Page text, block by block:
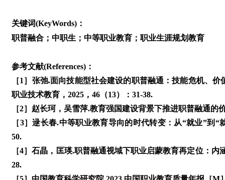
关键词(KeyWords)：
职普融合；中职生；中等职业教育；职业生涯规划教育
参考文献(References)：
［1］张弛.面向技能型社会建设的职普融通：技能危机、
职业技术教育，2025，46（13）：31-38.
［2］赵长珂，吴雪萍.教育强国建设背景下推进职普融通的
［3］逯长春.中等职业教育导向的时代转变：从“就业”到
50.
［4］石晶，匡瑛.职普融通视域下职业启蒙教育再定位：
28.